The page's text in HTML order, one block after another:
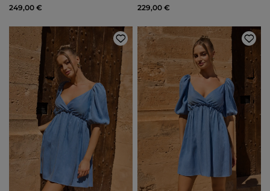
249,00 €
229,00 €